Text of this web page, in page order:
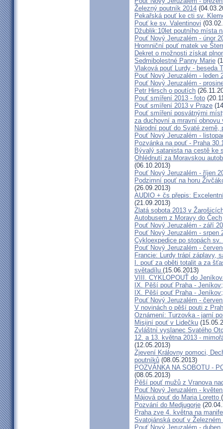
Železný poutník 2014
Pekařská pouť ke cti sv.
Pouť ke sv. Valentinovi
Džublik:10let poutního místa
Pouť Nový Jeruzalém - únor
Hromniční pouť matek ve
Dekret o možnosti získat
Sedmibolestné Panny Marie
Vlaková pouť Lurdy - beseda
Pouť Nový Jeruzalém - leden
Pouť Nový Jeruzalém -
Petr Hirsch o poutích
Pouť smíření 2013 - foto
Pouť smíření 2013 v Praze
Pouť smíření posvátnými
za duchovní a mravní obnovu
Národní pouť do Svaté země,
Pouť Nový Jeruzalém -
Pozvánka na pouť - Praha
Bývalý satanista na cestě ke
Ohlédnutí za Moravskou
(06.10.2013)
Pouť Nový Jeruzalém - říjen
Podzimní pouť na horu
(26.09.2013)
AUDIO + čs přepis:
(21.09.2013)
Zlatá sobota 2013 v
Autobusem z Moravy do Čech
Pouť Nový Jeruzalém - září
Pouť Nový Jeruzalém - srpen
Cykloexpedice po stopách
Pouť Nový Jeruzalém -
Francie: Lurdy trápí záplavy,
I. pouť za oběti totalit a za
světadílu (15.06.2013)
VIII. CYKLOPOUŤ do
IX. Pěší pouť Praha -
IX. Pěší pouť Praha -
Pouť Nový Jeruzalém -
V novinách o pěší pouti z
Oznámení: Turzovka - jarní
Misijní pouť v Lidečku
Zvláštní vyslanec Svatého
12. a 13. května 2013 -
(12.05.2013)
Zjevení Královny pomoci,
poutníků (08.05.2013)
POZVÁNKA NA SOBOTU -
(08.05.2013)
Pěší pouť mužů z Vranova
Pouť Nový Jeruzalém -
Májová pouť do Maria Loretto
Pozvání do Medjugorje
Praha zve 4. května na
Svatojánská pouť v Železném
Pouť Nový Jeruzalém - duben